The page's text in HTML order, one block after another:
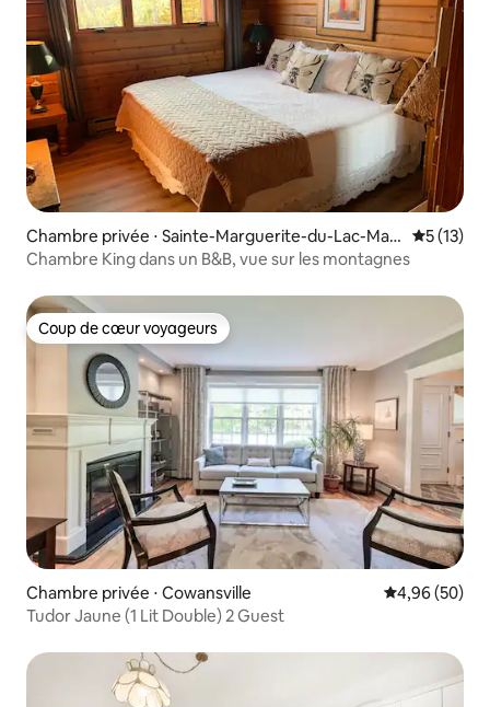
Chambre privée ⋅ Sainte-Marguerite-du-Lac-Mas
son
5 (13)
Chambre King dans un B&B, vue sur les montagnes
Coup de cœur voyageurs
Coup de cœur voyageurs
Chambre privée ⋅ Cowansville Évaluation
4,96 (50)
Tudor Jaune (1 Lit Double) 2 Guest